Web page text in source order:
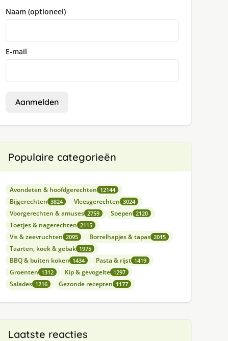
Naam (optioneel)
E-mail
Aanmelden
Populaire categorieën
Avondeten & hoofdgerechten 12144
Bijgerechten 3824 Vleesgerechten 3024
Voorgerechten & amuses 2759 Soepen 2120
Toetjes & nagerechten 2115
Vis & zeevruchten 2095 Borrelhapjes & tapas 2015
Taarten, koek & gebak 1975
BBQ & buiten koken 1434 Pasta & rijst 1419
Groenten 1312 Kip & gevogelte 1297
Salades 1216 Gezonde recepten 1177
Laatste reacties